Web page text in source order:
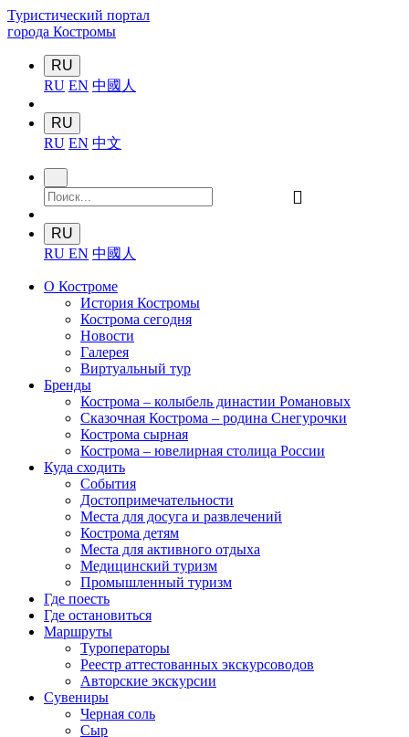
Туристический портал
города Костромы
RU
RU EN 中國人
RU
RU EN 中文
󰍉
RU
RU EN 中國人
О Костроме
История Костромы
Кострома сегодня
Новости
Галерея
Виртуальный тур
Бренды
Кострома – колыбель династии Романовых
Сказочная Кострома – родина Снегурочки
Кострома сырная
Кострома – ювелирная столица России
Куда сходить
События
Достопримечательности
Места для досуга и развлечений
Кострома детям
Места для активного отдыха
Медицинский туризм
Промышленный туризм
Где поесть
Где остановиться
Маршруты
Туроператоры
Реестр аттестованных экскурсоводов
Авторские экскурсии
Сувениры
Черная соль
Сыр